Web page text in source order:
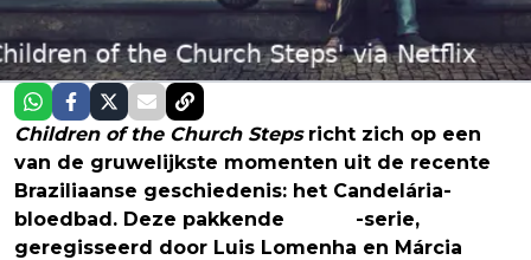
Children of the Church Stepsricht zich op een
van de gruwelijkste momenten uit de recente
Braziliaanse geschiedenis: het Candelária-
bloedbad. Deze pakkende
-serie,
geregisseerd door Luis Lomenha en Márcia